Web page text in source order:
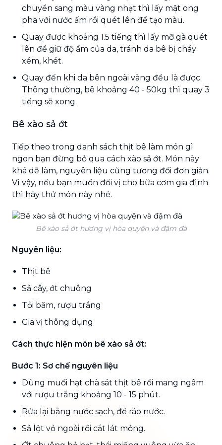
chuyển sang màu vàng nhạt thì lấy mật ong
pha với nước ấm rồi quét lên để tạo màu.
Quay được khoảng 1.5 tiếng thì lấy mỡ gà quét
lên để giữ độ ẩm của da, tránh da bê bị cháy
xém, khét.
Quay đến khi da bên ngoài vàng đều là được.
Thông thường, bê khoảng 40 - 50kg thì quay 3
tiếng sẽ xong.
Bê xào sả ớt
Tiếp theo trong danh sách thịt bê làm món gì
ngon bạn đừng bỏ qua cách xào sả ớt. Món này
khá dễ làm, nguyên liệu cũng tương đối đơn giản.
Vì vậy, nếu bạn muốn đổi vị cho bữa cơm gia đình
thì hãy thử món này nhé.
Bê xào sả ớt hương vị hòa quyện và đậm đà
Nguyên liệu:
Thịt bê
Sả cây, ớt chuông
Tỏi băm, rượu trắng
Gia vị thông dụng
Cách thực hiện món bê xào sả ớt:
Bước 1: Sơ chế nguyên liệu
Dùng muối hạt chà sát thịt bê rồi mang ngâm
với rượu trắng khoảng 10 - 15 phút.
Rửa lại bằng nước sạch, để ráo nước.
Sả lột vỏ ngoài rồi cắt lát mỏng.